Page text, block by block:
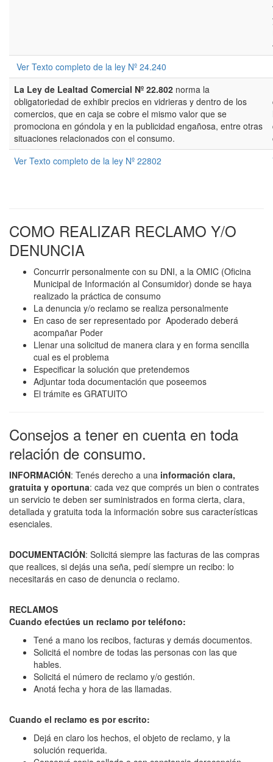
Ver Texto completo de la ley Nº 24.240
La Ley de Lealtad Comercial Nº 22.802 norma la
obligatoriedad de exhibir precios en vidrieras y dentro de los
comercios, que en caja se cobre el mismo valor que se
promociona en góndola y en la publicidad engañosa, entre otras
situaciones relacionados con el consumo.
Ver Texto completo de la ley Nº 22802
COMO REALIZAR RECLAMO Y/O
DENUNCIA
Concurrir personalmente con su DNI, a la OMIC (Oficina
Municipal de Información al Consumidor) donde se haya
realizado la práctica de consumo
La denuncia y/o reclamo se realiza personalmente
En caso de ser representado por Apoderado deberá
acompañar Poder
Llenar una solicitud de manera clara y en forma sencilla
cual es el problema
Especificar la solución que pretendemos
Adjuntar toda documentación que poseemos
El trámite es GRATUITO
Consejos a tener en cuenta en toda
relación de consumo.
INFORMACIÓN: Tenés derecho a una información clara,
gratuita y oportuna: cada vez que comprés un bien o contrates
un servicio te deben ser suministrados en forma cierta, clara,
detallada y gratuita toda la información sobre sus características
esenciales.
DOCUMENTACIÓN: Solicitá siempre las facturas de las compras
que realices, si dejás una seña, pedí siempre un recibo: lo
necesitarás en caso de denuncia o reclamo.
RECLAMOS
Cuando efectúes un reclamo por teléfono:
Tené a mano los recibos, facturas y demás documentos.
Solicitá el nombre de todas las personas con las que
hables.
Solicitá el número de reclamo y/o gestión.
Anotá fecha y hora de las llamadas.
Cuando el reclamo es por escrito:
Dejá en claro los hechos, el objeto de reclamo, y la
solución requerida.